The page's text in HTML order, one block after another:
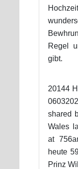
Regel
gibt.
20144
shared
Wales
at
heute
Prinz